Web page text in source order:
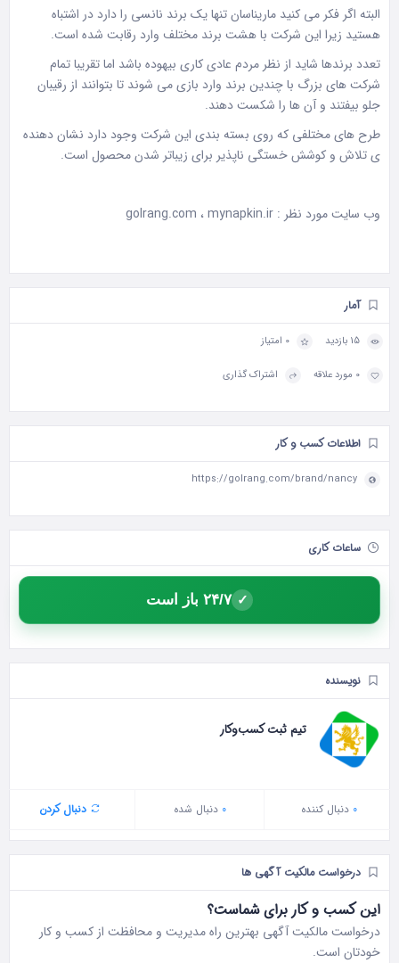
البته اگر فکر می کنید ماریناسان تنها یک برند نانسی را دارد در اشتباه
هستید زیرا این شرکت با هشت برند مختلف وارد رقابت شده است.
تعدد برندها شاید از نظر مردم عادی کاری بیهوده باشد اما تقریبا تمام
شرکت های بزرگ با چندین برند وارد بازی می شوند تا بتوانند از رقیبان
جلو بیفتند و آن ها را شکست دهند.
طرح های مختلفی که روی بسته بندی این شرکت وجود دارد نشان دهنده
ی تلاش و کوشش خستگی ناپذیر برای زیباتر شدن محصول است.
وب سایت مورد نظر : golrang.com ،mynapkin.ir
آمار
15 بازدید 0 امتیاز
0 مورد علاقه اشتراک گذاری
اطلاعات کسب و کار
https://golrang.com/brand/nancy
ساعات کاری
✓ ۲۴/۷ باز است
نویسنده
تیم ثبت کسب‌وکار
0 دنبال‌ کننده 0 دنبال شده دنبال کردن
درخواست مالکیت آگهی ها
این کسب و کار برای شماست؟
درخواست مالکیت آگهی بهترین راه مدیریت و محافظت از کسب و کار
خودتان است.